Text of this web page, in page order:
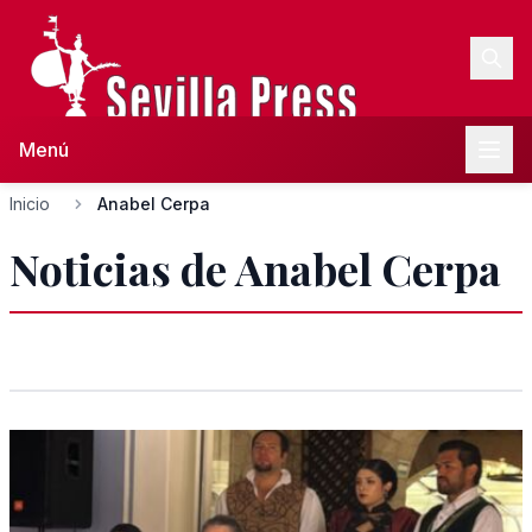
Menú
Inicio Anabel Cerpa
Noticias de Anabel Cerpa